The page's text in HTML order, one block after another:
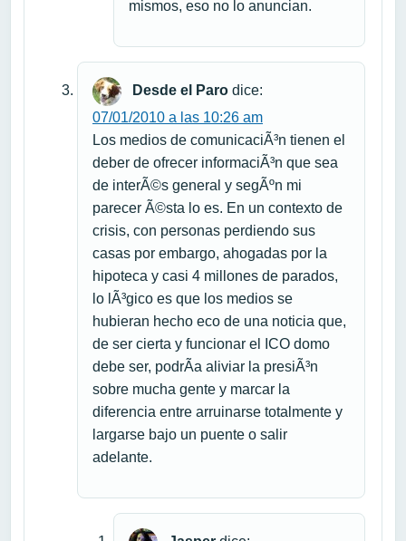
mismos, eso no lo anuncian.
Desde el Paro dice:
07/01/2010 a las 10:26 am
Los medios de comunicaciÃ³n tienen el
deber de ofrecer informaciÃ³n que sea
de interÃ©s general y segÃºn mi
parecer Ã©sta lo es. En un contexto de
crisis, con personas perdiendo sus
casas por embargo, ahogadas por la
hipoteca y casi 4 millones de parados,
lo lÃ³gico es que los medios se
hubieran hecho eco de una noticia que,
de ser cierta y funcionar el ICO domo
debe ser, podrÃ­a aliviar la presiÃ³n
sobre mucha gente y marcar la
diferencia entre arruinarse totalmente y
largarse bajo un puente o salir
adelante.